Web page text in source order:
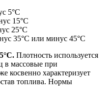
5°С
15°С
25°С
35°С или минус 45°С
Плотность используется
в массовые при
косвенно характеризует
топлива. Нормы